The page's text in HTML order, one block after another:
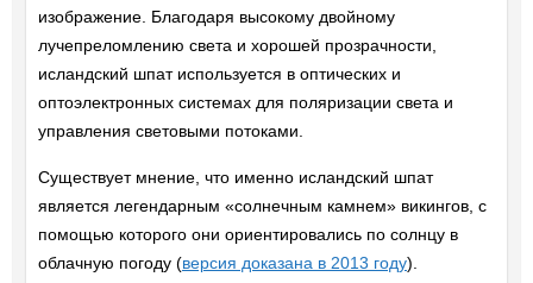
изображение. Благодаря высокому двойному
лучепреломлению света и хорошей прозрачности,
исландский шпат используется в оптических и
оптоэлектронных системах для поляризации света и
управления световыми потоками.
Существует мнение, что именно исландский шпат
является легендарным «солнечным камнем» викингов, с
помощью которого они ориентировались по солнцу в
облачную погоду (версия доказана в 2013 году).